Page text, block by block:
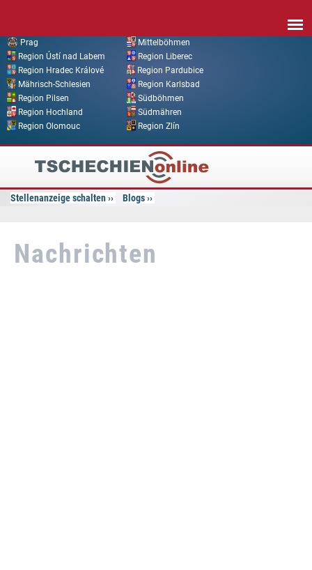
Prag
Mittelböhmen
Region Ústí nad Labem
Region Liberec
Region Hradec Králové
Region Pardubice
Mährisch-Schlesien
Region Karlsbad
Region Pilsen
Südböhmen
Region Hochland
Südmähren
Region Olomouc
Region Zlín
Tschechien
Online
Stellenanzeige schalten Blogs
Nachrichten